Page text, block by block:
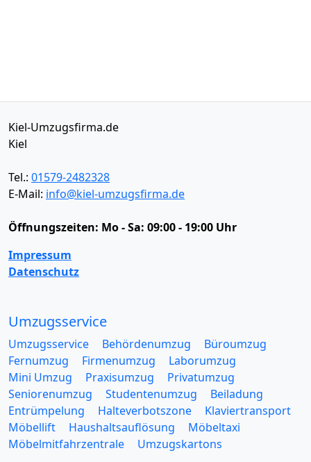
Kiel-Umzugsfirma.de
Kiel
Tel.: 01579-2482328
E-Mail: info@kiel-umzugsfirma.de
Öffnungszeiten: Mo - Sa: 09:00 - 19:00 Uhr
Impressum
Datenschutz
Umzugsservice
Umzugsservice Behördenumzug
Büroumzug
Fernumzug
Firmenumzug
Laborumzug
Mini Umzug
Praxisumzug
Privatumzug
Seniorenumzug
Studentenumzug
Beiladung
Entrümpelung
Halteverbotszone
Klaviertransport
Möbellift
Haushaltsauflösung
Möbeltaxi
Möbelmitfahrzentrale
Umzugskartons